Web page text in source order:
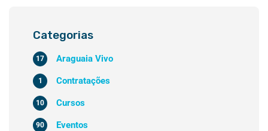
Categorias
Araguaia Vivo
17
Contratações
1
Cursos
10
Eventos
90